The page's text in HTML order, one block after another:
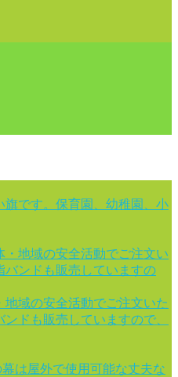
です。保育園、幼稚園、小
地域の安全活動でご注文い
バンドも販売していますの
域の安全活動でご注文いた
ドも販売していますので、
は屋外で使用可能な丈夫な